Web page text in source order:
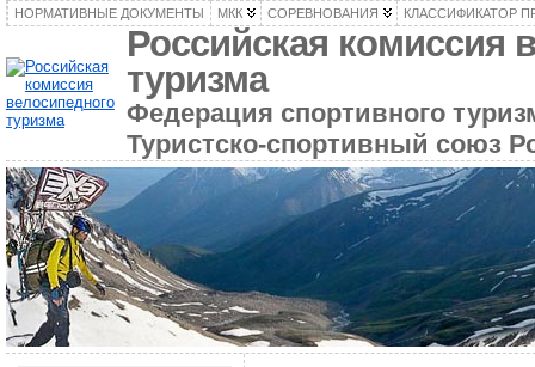
НОРМАТИВНЫЕ ДОКУМЕНТЫ МКК СОРЕВНОВАНИЯ КЛАССИФИКАТОР
Российская комиссия
туризма
Федерация спортивного
Туристско-спортивный союз